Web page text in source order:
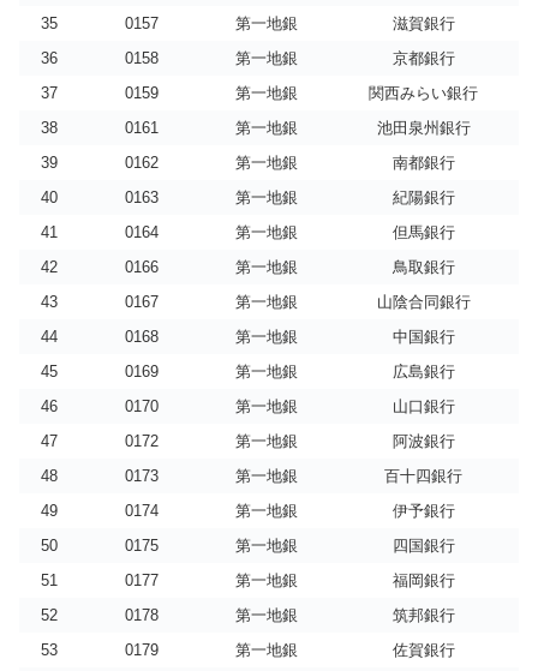
35
0157 第一地銀
滋賀銀行
36
0158 第一地銀
京都銀行
37
0159 第一地銀
関西みらい銀行
38
0161 第一地銀
池田泉州銀行
39
0162 第一地銀
南都銀行
40
0163 第一地銀
紀陽銀行
41
0164 第一地銀
但馬銀行
42
0166 第一地銀
鳥取銀行
43
0167 第一地銀
山陰合同銀行
44
0168 第一地銀
中国銀行
45
0169 第一地銀
広島銀行
46
0170 第一地銀
山口銀行
47
0172 第一地銀
阿波銀行
48
0173 第一地銀
百十四銀行
49
0174 第一地銀
伊予銀行
50
0175 第一地銀
四国銀行
51
0177 第一地銀
福岡銀行
52
0178 第一地銀
筑邦銀行
53
0179 第一地銀
佐賀銀行